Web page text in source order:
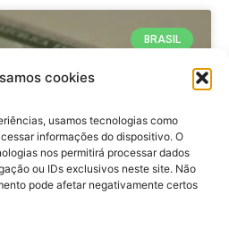
cookies
usamos tecnologias como
informações do dispositivo. O
nos permitirá processar dados
ou IDs exclusivos neste site. Não
pode afetar negativamente certos
BRASIL